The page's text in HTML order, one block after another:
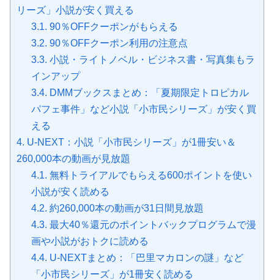
リーズ」小説が安く買える
3.1.
90％OFFクーポンがもらえる
3.2. 90％OFFクーポン利用の注意点
3.3. 小説・ライトノベル・ビジネス書・写真集もラ
インアップ
3.4. DMMブックスまとめ：「夏期限定トロピカル
パフェ事件」など小説「小市民シリーズ」が安く買
える
4. U-NEXT：小説「小市民シリーズ」が1冊安い＆
260,000本の動画が見放題
4.1.
無料トライアルでもらえる600ポイントを使い
小説が安く読める
4.2. 約260,000本の動画が31日間見放題
4.3. 最大40％還元のポイントバックプログラムで漫
画や小説がおトクに読める
4.4. U-NEXTまとめ：「巴里マカロンの謎」など
「小市民シリーズ」が1冊安く読める